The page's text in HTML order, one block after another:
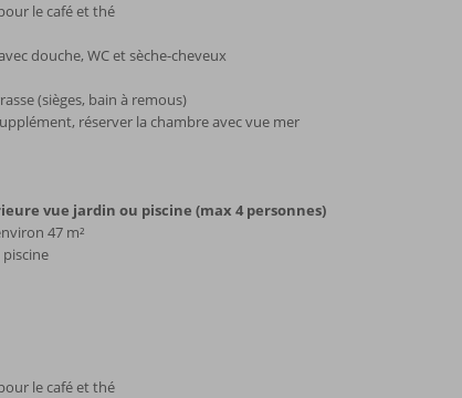
le café et thé
douche, WC et sèche-cheveux
(sièges, bain à remous)
réserver la chambre avec vue mer
vue jardin ou piscine (max 4 personnes)
47 m²
le café et thé